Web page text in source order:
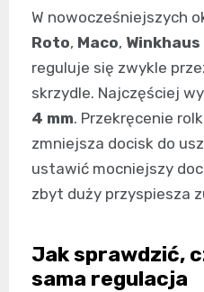
W nowocześniejszych
Roto, Maco, Winkhaus
reguluje się zwykle
skrzydle. Najczęściej
4 mm. Przekręcenie
zmniejsza docisk do
ustawić mocniejszy
zbyt duży przyspiesza
Jak sprawdzić,
sama regulacja